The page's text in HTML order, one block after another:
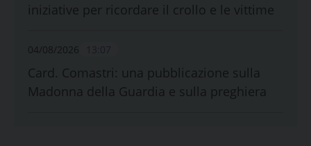
iniziative per ricordare il crollo e le vittime
04/08/2026
Card. Comastri: una pubblicazione sulla
Madonna della Guardia e sulla preghiera